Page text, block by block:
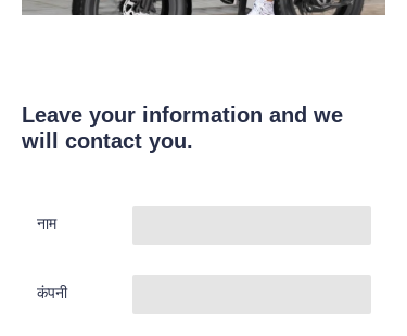
Leave your information and we
will contact you.
नाम
कंपनी